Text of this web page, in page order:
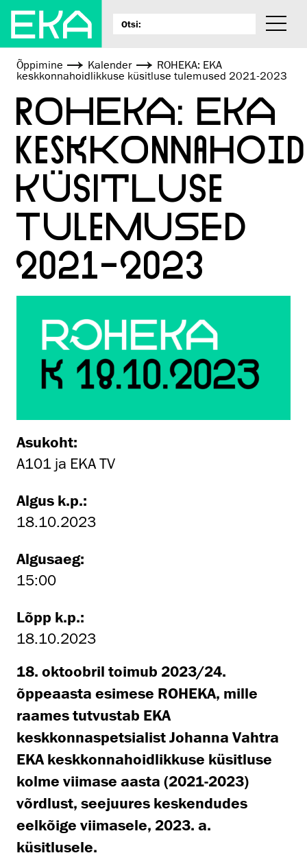
Õppimine Kalender
ROHEKA: EKA
keskkonnahoidlikkuse küsitluse tulemused 2021-2023
ROHEKA: EKA
KÜSITLUSE
TULEMUSED
2021-2023
Asukoht:
A101 ja EKA TV
Algus k.p.:
18.10.2023
Algusaeg:
15:00
Lõpp k.p.:
18.10.2023
18. oktoobril toimub 2023/24.
õppeaasta esimese ROHEKA, mille
raames tutvustab EKA
keskkonnaspetsialist Johanna Vahtra
EKA keskkonnahoidlikkuse küsitluse
kolme viimase aasta (2021-2023)
võrdlust, seejuures keskendudes
eelkõige viimasele, 2023. a.
küsitlusele.